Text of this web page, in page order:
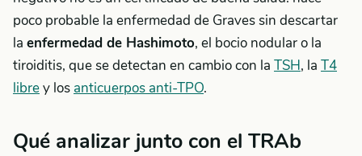
poco probable la enfermedad de Graves sin descartar
la enfermedad de Hashimoto, el bocio nodular o la
tiroiditis, que se detectan en cambio con la TSH, la T4
librey los anticuerpos anti-TPO.
Qué analizar junto con el TRAb